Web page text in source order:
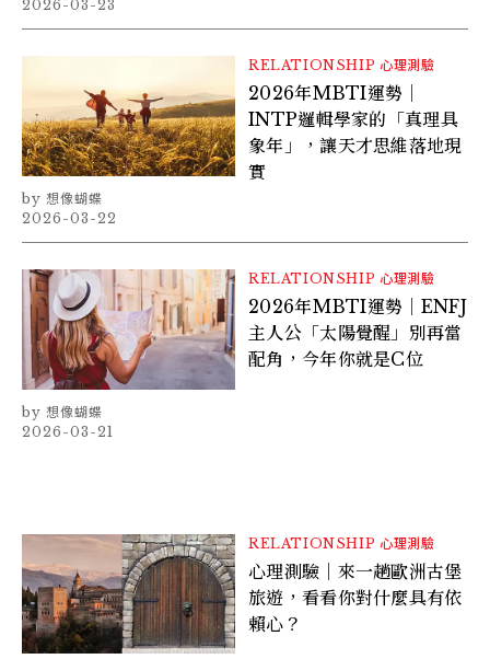
2026-03-23
RELATIONSHIP 心理測驗
2026年MBTI運勢｜
INTP邏輯學家的「真理具
象年」，讓天才思維落地現
實
想像蝴蝶
2026-03-22
RELATIONSHIP 心理測驗
2026年MBTI運勢｜ENFJ
主人公「太陽覺醒」別再當
配角，今年你就是C位
想像蝴蝶
2026-03-21
RELATIONSHIP 心理測驗
心理測驗｜來一趟歐洲古堡
旅遊，看看你對什麼具有依
賴心？